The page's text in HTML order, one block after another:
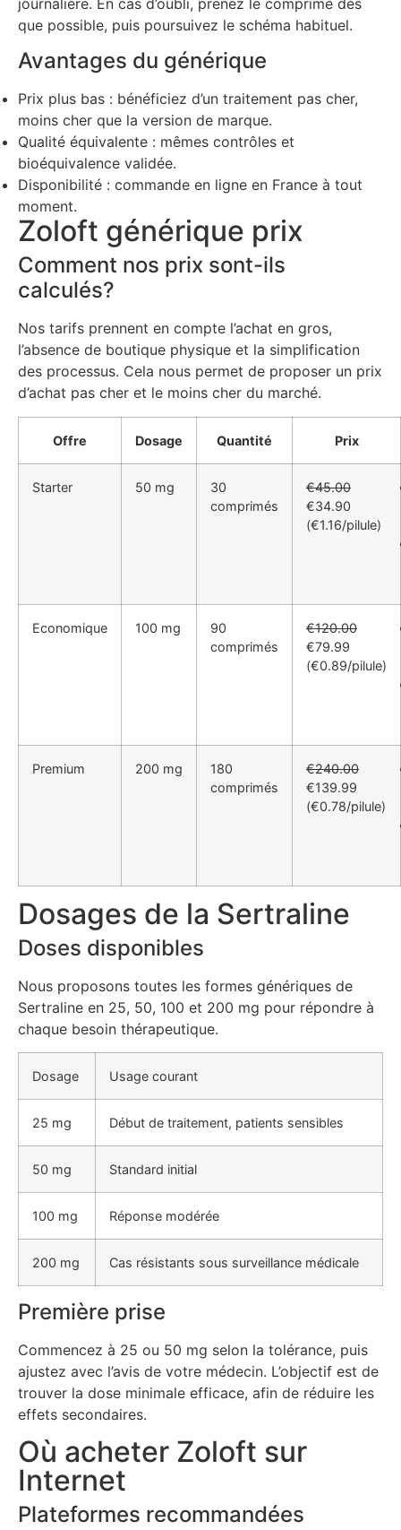
que possible, puis poursuivez le schéma habituel.
Avantages du générique
Prix plus bas : bénéficiez d’un traitement pas cher,
moins cher que la version de marque.
Qualité équivalente : mêmes contrôles et
bioéquivalence validée.
Disponibilité : commande en ligne en France à tout
moment.
Zoloft générique prix
Comment nos prix sont-ils
calculés?
Nos tarifs prennent en compte l’achat en gros,
l’absence de boutique physique et la simplification
des processus. Cela nous permet de proposer un prix
d’achat pas cher et le moins cher du marché.
Offre Dosage Quantité Prix
Starter 50 mg
30
comprimés
€45.00
€34.90
(€1.16/pilule)
Economique 100 mg
90
comprimés
€120.00
€79.99
(€0.89/pilule)
Premium 200 mg
180
comprimés
€240.00
€139.99
(€0.78/pilule)
Dosages de la Sertraline
Doses disponibles
Nous proposons toutes les formes génériques de
Sertraline en 25, 50, 100 et 200 mg pour répondre à
chaque besoin thérapeutique.
Dosage Usage courant
25 mg Début de traitement, patients sensibles
50 mg Standard initial
100 mg Réponse modérée
200 mg Cas résistants sous surveillance médicale
Première prise
Commencez à 25 ou 50 mg selon la tolérance, puis
ajustez avec l’avis de votre médecin. L’objectif est de
trouver la dose minimale efficace, afin de réduire les
effets secondaires.
Où acheter Zoloft sur
Internet
Plateformes recommandées